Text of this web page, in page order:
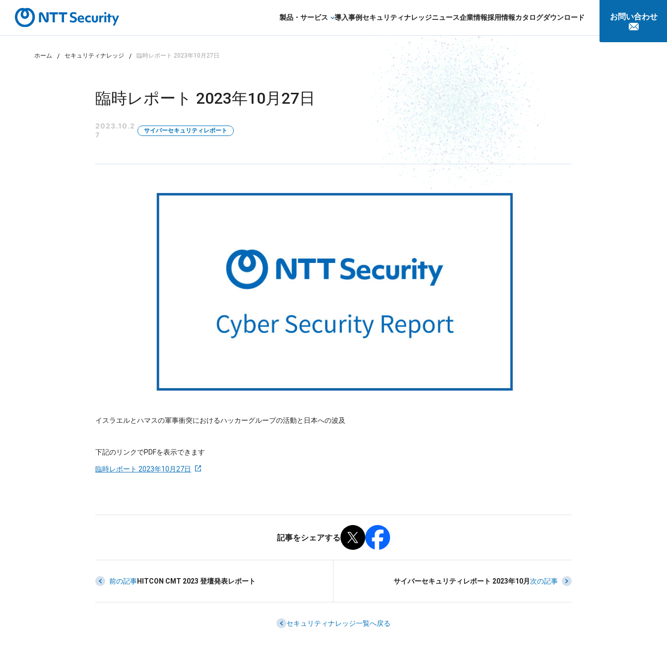
製品・サービス
セキュリティコンサルティング・教育・相談
セキュリティ診断・評価・調査
セキュリティインシデント対応・調査
サプライチェーンセキュリティ
導入事例セキュリティナレッジニュース企業情報採用情報カタログダウンロード お問い合わせ
ホーム セキュリティナレッジ 臨時レポート 2023年10月27日
臨時レポート 2023年10月27日
2023.10.2
7
サイバーセキュリティレポート
イスラエルとハマスの軍事衝突におけるハッカーグループの活動と日本への波及
下記のリンクでPDFを表示できます
臨時レポート 2023年10月27日
記事をシェアする
前の記事HITCON CMT 2023 登壇発表レポート サイバーセキュリティレポート 2023年10月 次の記事
セキュリティナレッジ一覧へ戻る